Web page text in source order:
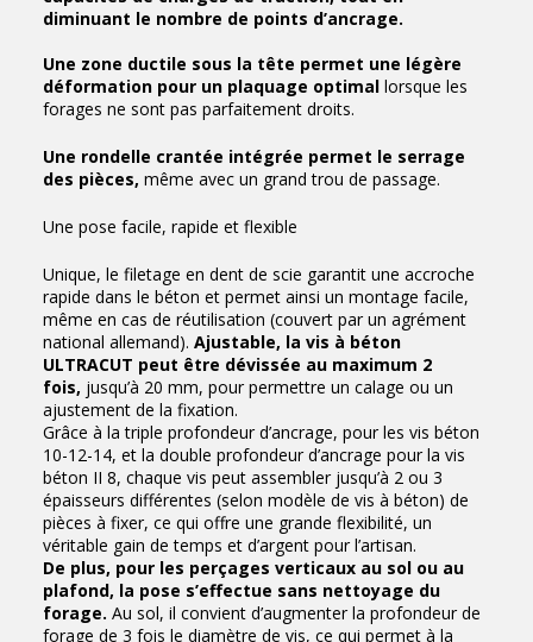
diminuant le nombre de points d’ancrage.
Une zone ductile sous la tête permet une légère
déformation pour un plaquage optimal lorsque les
forages ne sont pas parfaitement droits.
Une rondelle crantée intégrée permet le serrage
des pièces, même avec un grand trou de passage.
Une pose facile, rapide et flexible
Unique, le filetage en dent de scie garantit une accroche
rapide dans le béton et permet ainsi un montage facile,
même en cas de réutilisation (couvert par un agrément
national allemand). Ajustable, la vis à béton
ULTRACUT peut être dévissée au maximum 2
fois, jusqu’à 20 mm, pour permettre un calage ou un
ajustement de la fixation.
Grâce à la triple profondeur d’ancrage, pour les vis béton
10-12-14, et la double profondeur d’ancrage pour la vis
béton II 8, chaque vis peut assembler jusqu’à 2 ou 3
épaisseurs différentes (selon modèle de vis à béton) de
pièces à fixer, ce qui offre une grande flexibilité, un
véritable gain de temps et d’argent pour l’artisan.
De plus, pour les perçages verticaux au sol ou au
plafond, la pose s’effectue sans nettoyage du
forage. Au sol, il convient d’augmenter la profondeur de
forage de 3 fois le diamètre de vis, ce qui permet à la